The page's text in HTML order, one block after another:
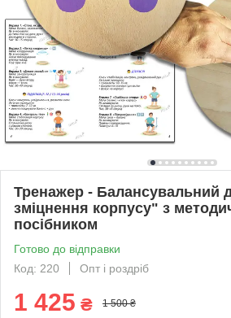
Тренажер - Балансувальний
зміцнення корпусу" з
посібником
Готово до відправки
Код: 220
Опт і роздріб
1 425 ₴ 1 500 ₴